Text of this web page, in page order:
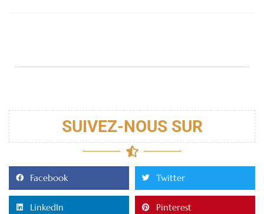
SUIVEZ-NOUS SUR
Facebook Twitter
LinkedIn Pinterest